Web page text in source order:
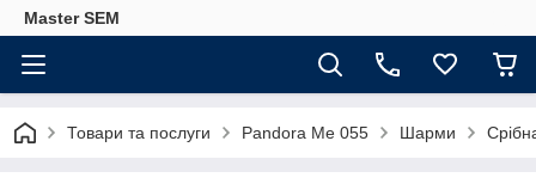
Master SEM
Товари та послуги Pandora Me 055 Шарми